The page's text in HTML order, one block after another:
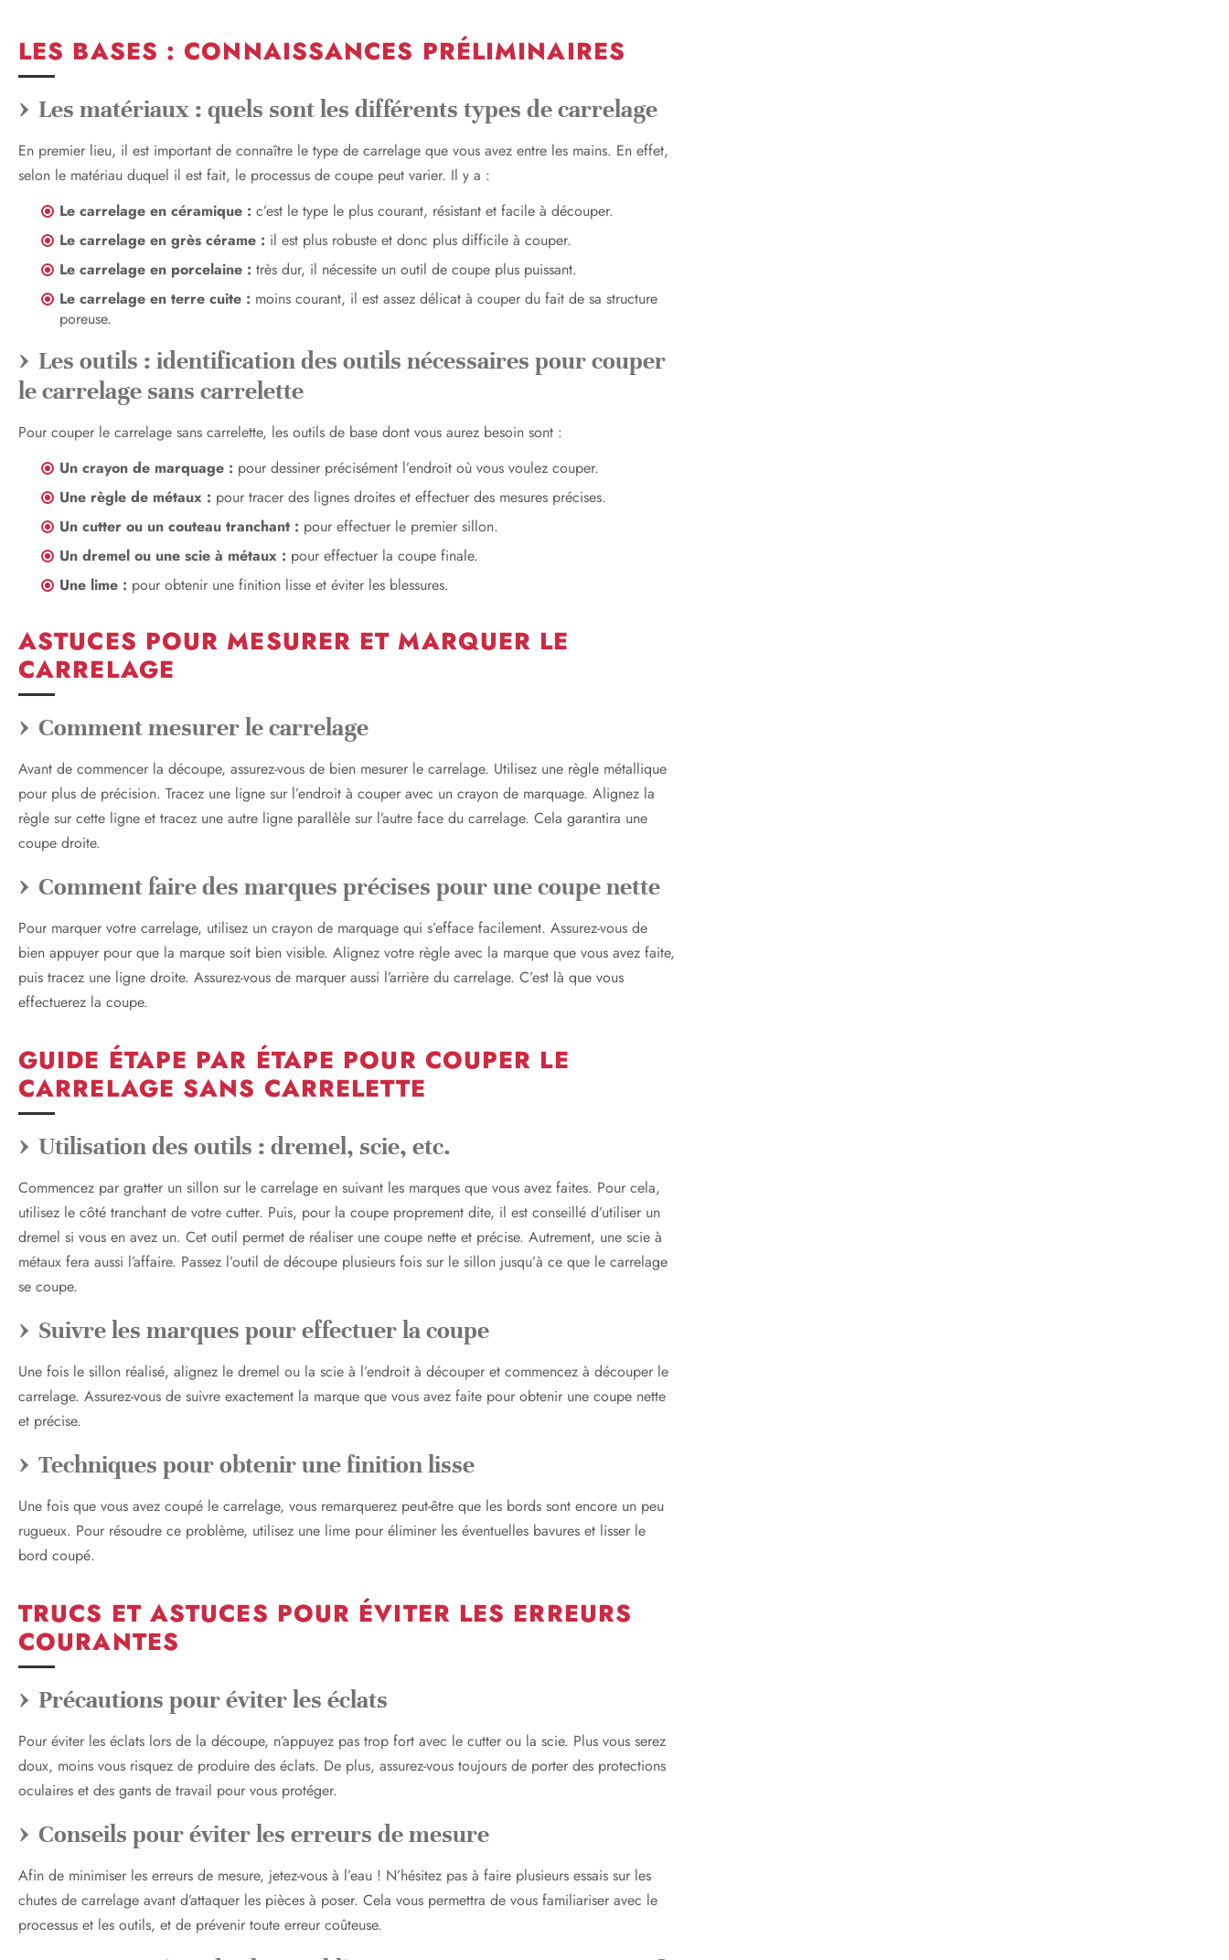
LES BASES : CONNAISSANCES PRÉLIMINAIRES
Les matériaux : quels sont les différents types de carrelage
En premier lieu, il est important de connaître le type de carrelage que vous avez entre les mains. En effet,
selon le matériau duquel il est fait, le processus de coupe peut varier. Il y a :
Le carrelage en céramique : c’est le type le plus courant, résistant et facile à découper.
Le carrelage en grès cérame : il est plus robuste et donc plus difficile à couper.
Le carrelage en porcelaine : très dur, il nécessite un outil de coupe plus puissant.
Le carrelage en terre cuite : moins courant, il est assez délicat à couper du fait de sa structure
poreuse.
Les outils : identification des outils nécessaires pour couper
le carrelage sans carrelette
Pour couper le carrelage sans carrelette, les outils de base dont vous aurez besoin sont :
Un crayon de marquage : pour dessiner précisément l’endroit où vous voulez couper.
Une règle de métaux : pour tracer des lignes droites et effectuer des mesures précises.
Un cutter ou un couteau tranchant : pour effectuer le premier sillon.
Un dremel ou une scie à métaux : pour effectuer la coupe finale.
Une lime : pour obtenir une finition lisse et éviter les blessures.
ASTUCES POUR MESURER ET MARQUER LE
CARRELAGE
Comment mesurer le carrelage
Avant de commencer la découpe, assurez-vous de bien mesurer le carrelage. Utilisez une règle métallique
pour plus de précision. Tracez une ligne sur l’endroit à couper avec un crayon de marquage. Alignez la
règle sur cette ligne et tracez une autre ligne parallèle sur l’autre face du carrelage. Cela garantira une
coupe droite.
Comment faire des marques précises pour une coupe nette
Pour marquer votre carrelage, utilisez un crayon de marquage qui s’efface facilement. Assurez-vous de
bien appuyer pour que la marque soit bien visible. Alignez votre règle avec la marque que vous avez faite,
puis tracez une ligne droite. Assurez-vous de marquer aussi l’arrière du carrelage. C’est là que vous
effectuerez la coupe.
GUIDE ÉTAPE PAR ÉTAPE POUR COUPER LE
CARRELAGE SANS CARRELETTE
Utilisation des outils : dremel, scie, etc.
Commencez par gratter un sillon sur le carrelage en suivant les marques que vous avez faites. Pour cela,
utilisez le côté tranchant de votre cutter. Puis, pour la coupe proprement dite, il est conseillé d’utiliser un
dremel si vous en avez un. Cet outil permet de réaliser une coupe nette et précise. Autrement, une scie à
métaux fera aussi l’affaire. Passez l’outil de découpe plusieurs fois sur le sillon jusqu’à ce que le carrelage
se coupe.
Suivre les marques pour effectuer la coupe
Une fois le sillon réalisé, alignez le dremel ou la scie à l’endroit à découper et commencez à découper le
carrelage. Assurez-vous de suivre exactement la marque que vous avez faite pour obtenir une coupe nette
et précise.
Techniques pour obtenir une finition lisse
Une fois que vous avez coupé le carrelage, vous remarquerez peut-être que les bords sont encore un peu
rugueux. Pour résoudre ce problème, utilisez une lime pour éliminer les éventuelles bavures et lisser le
bord coupé.
TRUCS ET ASTUCES POUR ÉVITER LES ERREURS
COURANTES
Précautions pour éviter les éclats
Pour éviter les éclats lors de la découpe, n’appuyez pas trop fort avec le cutter ou la scie. Plus vous serez
doux, moins vous risquez de produire des éclats. De plus, assurez-vous toujours de porter des protections
oculaires et des gants de travail pour vous protéger.
Conseils pour éviter les erreurs de mesure
Afin de minimiser les erreurs de mesure, jetez-vous à l’eau ! N’hésitez pas à faire plusieurs essais sur les
chutes de carrelage avant d’attaquer les pièces à poser. Cela vous permettra de vous familiariser avec le
processus et les outils, et de prévenir toute erreur coûteuse.